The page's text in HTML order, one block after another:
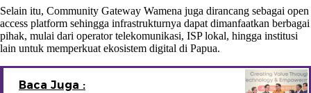
Selain itu, Community Gateway Wamena juga dirancang sebagai open
access platform sehingga infrastrukturnya dapat dimanfaatkan berbagai
pihak, mulai dari operator telekomunikasi, ISP lokal, hingga institusi
lain untuk memperkuat ekosistem digital di Papua.
Baca Juga :